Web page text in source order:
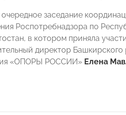
заседание
Роспотребнадзора по
в котором приняла
директор Башкирского
«ОПОРЫ РОССИИ» Елена